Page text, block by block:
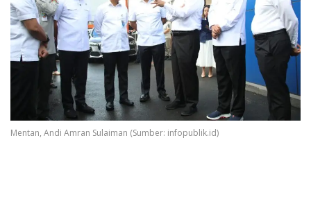
Mentan, Andi Amran Sulaiman (Sumber: infopublik.id)